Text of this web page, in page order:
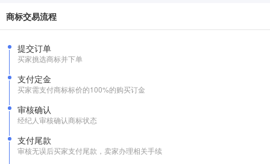
商标交易流程
提交订单
买家挑选商标并下单
支付定金
买家需支付商标标价的100%的购买订金
审核确认
经纪人审核确认商标状态
支付尾款
审核无误后买家支付尾款，卖家办理相关手续